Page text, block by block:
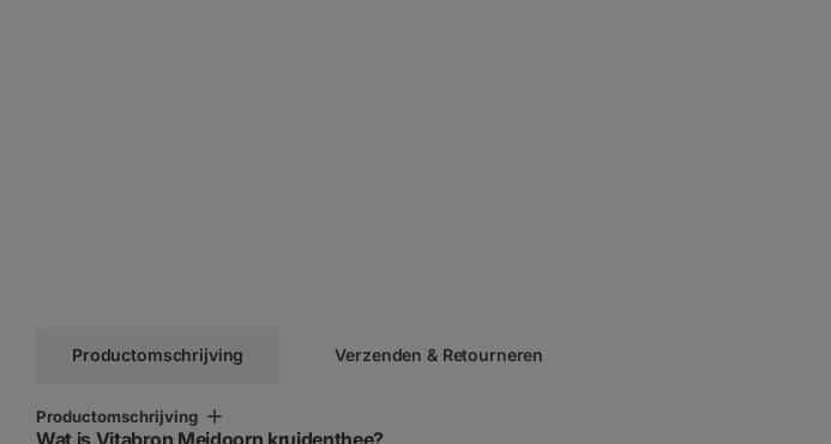
Productomschrijving Verzenden & Retourneren
Productomschrijving